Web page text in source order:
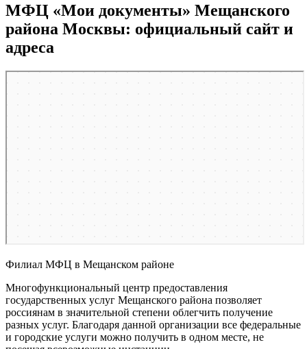
МФЦ «Мои документы» Мещанского
района Москвы: официальный сайт и
адреса
Филиал МФЦ в Мещанском районе
Многофункциональный центр предоставления
государственных услуг Мещанского района позволяет
россиянам в значительной степени облегчить получение
разных услуг. Благодаря данной организации все федеральные
и городские услуги можно получить в одном месте, не